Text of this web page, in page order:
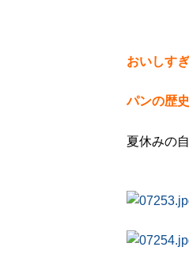
おいしす
パンの歴史
夏休みの